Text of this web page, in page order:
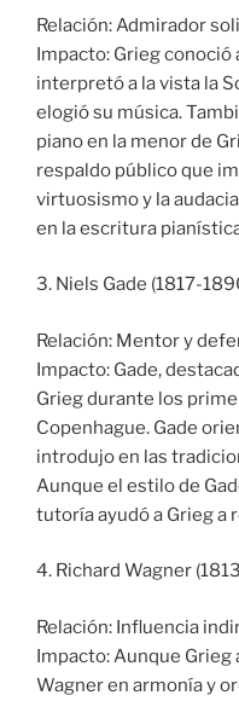
Relación: Admirador
Impacto: Grieg conoció
interpretó a la vista la
elogió su música.
piano en la menor de
respaldo público que
virtuosismo y la
en la escritura
3. Niels Gade (1817-
Relación: Mentor y
Impacto: Gade,
Grieg durante los
Copenhague. Gade
introdujo en las
Aunque el estilo de
tutoría ayudó a Grieg a
4. Richard Wagner
Relación: Influencia
Impacto: Aunque Grieg
Wagner en armonía y